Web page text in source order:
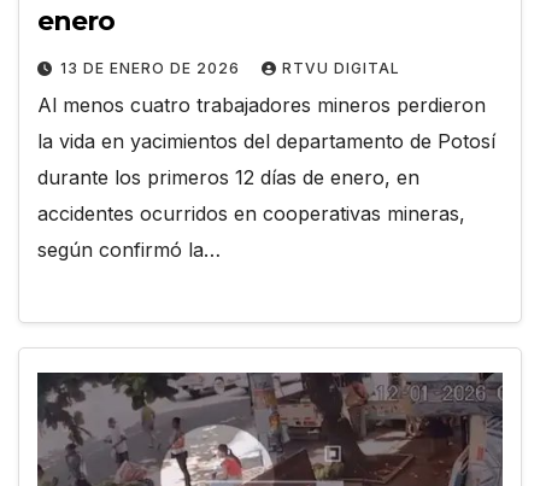
enero
13 DE ENERO DE 2026 RTVU DIGITAL
Al menos cuatro trabajadores mineros perdieron
la vida en yacimientos del departamento de Potosí
durante los primeros 12 días de enero, en
accidentes ocurridos en cooperativas mineras,
según confirmó la…